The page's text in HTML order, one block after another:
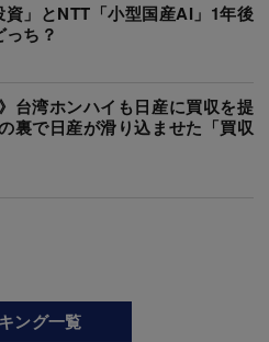
」とNTT「小型国産AI」1年後
ち？
台湾ホンハイも日産に買収を提
裏で日産が滑り込ませた「買収
ング一覧